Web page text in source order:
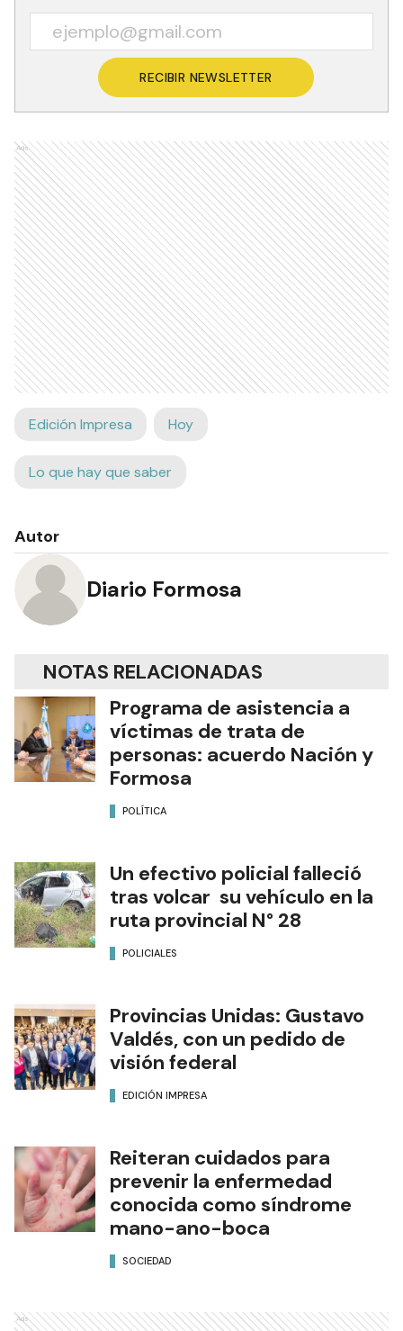
RECIBIR NEWSLETTER
Ads
Edición Impresa Hoy
Lo que hay que saber
Autor
Diario Formosa
NOTAS RELACIONADAS
Programa de asistencia a
víctimas de trata de
personas: acuerdo Nación y
Formosa
POLÍTICA
Un efectivo policial falleció
tras volcar su vehículo en la
ruta provincial N° 28
POLICIALES
Provincias Unidas: Gustavo
Valdés, con un pedido de
visión federal
EDICIÓN IMPRESA
Reiteran cuidados para
prevenir la enfermedad
conocida como síndrome
mano-ano-boca
SOCIEDAD
Ads